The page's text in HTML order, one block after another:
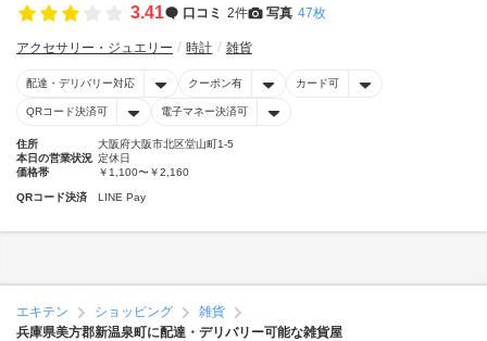
3.41 口コミ 2件 写真 47枚
アクセサリー・ジュエリー 時計 雑貨
配達・デリバリー対応 クーポン有 カード可
QRコード決済可 電子マネー決済可
住所
大阪府大阪市北区堂山町1-5
本日の営業状況 定休日
価格帯
￥1,100〜￥2,160
QRコード決済 LINE Pay
エキテン ショッピング
雑貨
兵庫県美方郡新温泉町に配達・デリバリー可能な雑貨屋